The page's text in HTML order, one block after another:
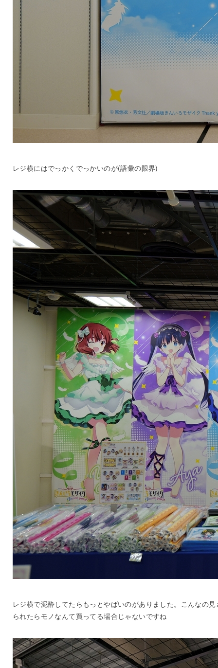
レジ横にはでっかくでっかいのが(語彙の限界)
レジ横で泥酔してたらもっとやばいのがありました。こんなの見
られたらモノなんて買ってる場合じゃないですね